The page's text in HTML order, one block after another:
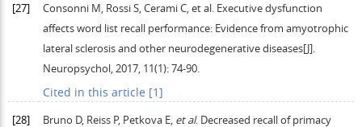
[27] Consonni M, RossiS,CeramiC, et al. Executive dysfunction
affects word list recall performance: Evidence from amyotrophic
lateral sclerosis and other neurodegenerative diseases[J].
Neuropsychol,2017, 11(1): 74-90.
Cited in this article [1]
[28] Bruno D, Reiss P, Petkova E, et al. Decreased recall of primacy